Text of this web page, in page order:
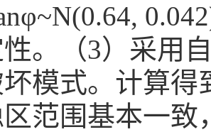
。（3）采用
模式。计算
范围基本一